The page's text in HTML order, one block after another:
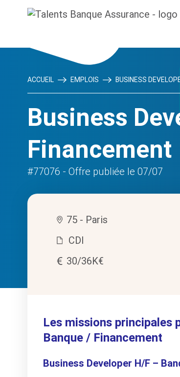
ACCUEIL EMPLOIS BUSINESS
Business
Financement
#77076 - Offre publiée le 07/07
75 - Paris
CDI
30/36K€
Les missions principales
Banque / Financement
Business Developer H/F –